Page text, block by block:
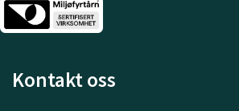
Kontakt oss